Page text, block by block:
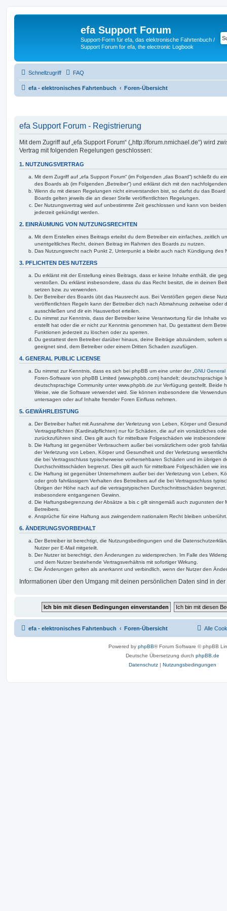
efa Support Forum
Support-Form für efa, das elektronische Fahrtenbuch /
Support Forum for efa, the electronic Logbook
Schnellzugriff FAQ
efa - elektronisches Fahrtenbuch Foren-Übersicht
efa Support Forum - Registrierung
Mit dem Zugriff auf „efa Support Forum“ („http://forum.nmichael.de“) wird
Vertrag mit folgenden Regelungen geschlossen:
1. NUTZUNGSVERTRAG
Mit dem Zugriff auf „efa Support Forum“ (im Folgenden „das Board“) schließt du
des Boards ab (im Folgenden „Betreiber“) und erklärst dich mit den
Wenn du mit diesen Regelungen nicht einverstanden bist, so darfst du das
Boards gelten jeweils die an dieser Stelle veröffentlichten Regelungen.
Der Nutzungsvertrag wird auf unbestimmte Zeit geschlossen und kann von
jederzeit gekündigt werden.
2. EINRÄUMUNG VON NUTZUNGSRECHTEN
Mit dem Erstellen eines Beitrags erteilst du dem Betreiber ein einfaches, zeitlich
unentgeltliches Recht, deinen Beitrag im Rahmen des Boards zu nutzen.
Das Nutzungsrecht nach Punkt 2, Unterpunkt a bleibt auch nach Kündigung des
3. PFLICHTEN DES NUTZERS
Du erklärst mit der Erstellung eines Beitrags, dass er keine Inhalte enthält, die
verstoßen. Du erklärst insbesondere, dass du das Recht besitzt, die in deinen
setzen bzw. zu verwenden.
Der Betreiber des Boards übt das Hausrecht aus. Bei Verstößen gegen diese
veröffentlichten Regeln kann der Betreiber dich nach Abmahnung zeitweise oder
ausschließen und dir ein Hausverbot erteilen.
Du nimmst zur Kenntnis, dass der Betreiber keine Verantwortung für die Inhalte
erstellt hat oder die er nicht zur Kenntnis genommen hat. Du gestattest dem
Funktionen jederzeit zu löschen oder zu sperren.
Du gestattest dem Betreiber darüber hinaus, deine Beiträge abzuändern, sofern
geeignet sind, dem Betreiber oder einem Dritten Schaden zuzufügen.
4. GENERAL PUBLIC LICENSE
Du nimmst zur Kenntnis, dass es sich bei phpBB um eine unter der „ GNU
Foren-Software von phpBB Limited (www.phpbb.com) handelt; deutschsprachige
deutschsprachige Community unter www.phpbb.de zur Verfügung gestellt. Beide
Weise, wie die Software verwendet wird. Sie können insbesondere die
untersagen oder auf Inhalte fremder Foren Einfluss nehmen.
5. GEWÄHRLEISTUNG
Der Betreiber haftet mit Ausnahme der Verletzung von Leben, Körper und
Vertragspflichten (Kardinalpflichten) nur für Schäden, die auf ein vorsätzliches
zurückzuführen sind. Dies gilt auch für mittelbare Folgeschäden wie
Die Haftung ist gegenüber Verbrauchern außer bei vorsätzlichem oder grob
der Verletzung von Leben, Körper und Gesundheit und der Verletzung
die bei Vertragsschluss typischerweise vorhersehbaren Schäden und im übrigen
Durchschnittsschäden begrenzt. Dies gilt auch für mittelbare Folgeschäden wie
Die Haftung ist gegenüber Unternehmern außer bei der Verletzung von Leben,
oder grob fahrlässigem Verhalten des Betreibers auf die bei Vertragsschluss
Übrigen der Höhe nach auf die vertragstypischen Durchschnittsschäden
insbesondere entgangenen Gewinn.
Die Haftungsbegrenzung der Absätze a bis c gilt sinngemäß auch zugunsten der
Betreibers.
Ansprüche für eine Haftung aus zwingendem nationalem Recht bleiben unberührt.
6. ÄNDERUNGSVORBEHALT
Der Betreiber ist berechtigt, die Nutzungsbedingungen und die
Nutzer per E-Mail mitgeteilt.
Der Nutzer ist berechtigt, den Änderungen zu widersprechen. Im Falle des
und dem Nutzer bestehende Vertragsverhältnis mit sofortiger Wirkung.
Die Änderungen gelten als anerkannt und verbindlich, wenn der Nutzer den
Informationen über den Umgang mit deinen persönlichen Daten sind in
efa - elektronisches Fahrtenbuch Foren-Übersicht Alle
Powered by phpBB® Forum Software © phpBB
Deutsche Übersetzung durch phpBB.de
Datenschutz | Nutzungsbedingungen